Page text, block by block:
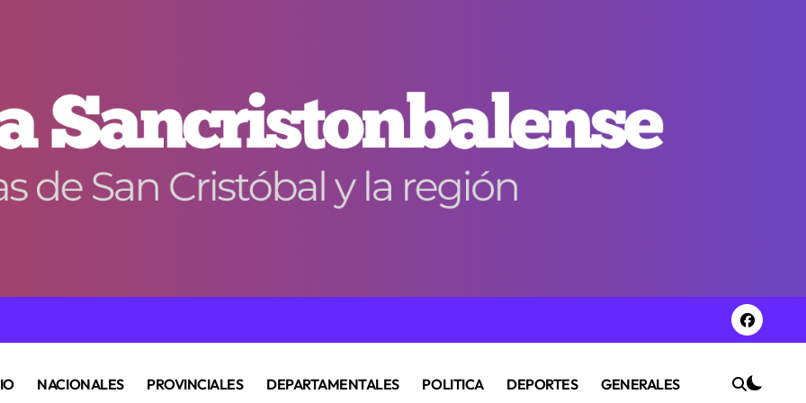
NACIONALES PROVINCIALES DEPARTAMENTALES POLITICA DEPORTES GENERALES